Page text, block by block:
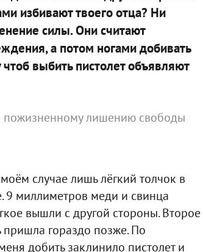
избивают твоего отца? Ни
силы. Они считают
а потом ногами добивать
выбить пистолет объявляют
пожизненному лишению свободы
случае лишь лёгкий толчок в
9 миллиметров меди и свинца
вышли с другой стороны. Второе
пришла гораздо позже. По
добить заклинило пистолет и